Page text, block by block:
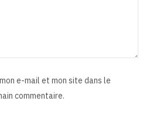
e-mail et mon site dans le
commentaire.